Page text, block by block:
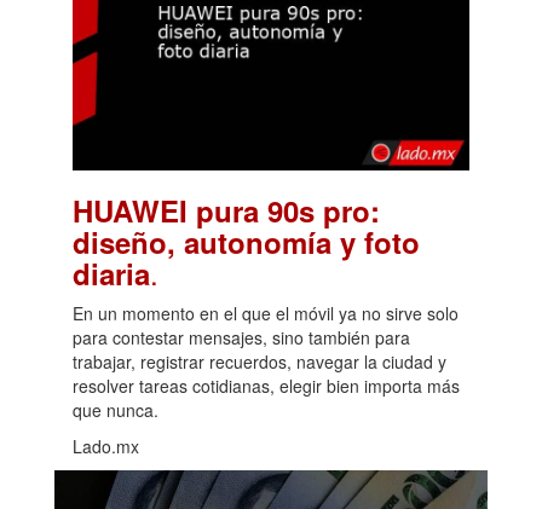
HUAWEI pura 90s pro:
diseño, autonomía y foto
diaria.
En un momento en el que el móvil ya no sirve solo
para contestar mensajes, sino también para
trabajar, registrar recuerdos, navegar la ciudad y
resolver tareas cotidianas, elegir bien importa más
que nunca.
Lado.mx